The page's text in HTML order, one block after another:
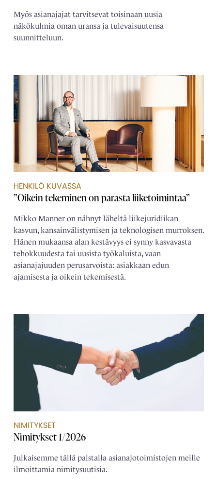
Myös asianajajat tarvitsevat toisinaan uusia
näkökulmia oman uransa ja tulevaisuutensa
suunnitteluun.
HENKILÖ KUVASSA
”Oikein tekeminen on parasta liiketoimintaa”
Mikko Manner on nähnyt läheltä liikejuridiikan
kasvun, kansainvälistymisen ja teknologisen murroksen.
Hänen mukaansa alan kestävyys ei synny kasvavasta
tehokkuudesta tai uusista työkaluista, vaan
asianajajuuden perusarvoista: asiakkaan edun
ajamisesta ja oikein tekemisestä.
NIMITYKSET
Nimitykset 1/2026
Julkaisemme tällä palstalla asianajotoimistojen meille
ilmoittamia nimitysuutisia.